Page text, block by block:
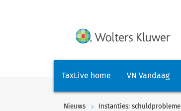
TaxLive home VN Vandaag
Nieuws Instanties: